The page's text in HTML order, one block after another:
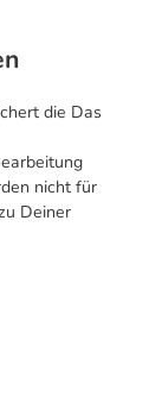
die Das
nicht für
Deiner